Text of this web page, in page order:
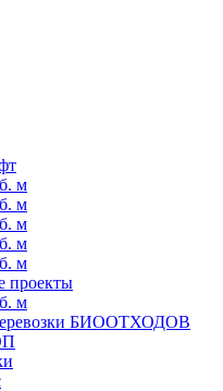
м
м
м
м
м
проекты
м
БИООТХОДОВ